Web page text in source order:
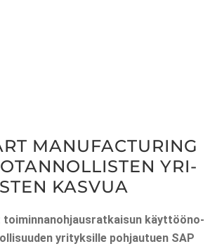
MANU­FAC­TU­RING
YRI­
KASVUA
toi­min­na­noh­jaus­rat­kai­sun käyt­töön­o­
yri­tyk­sil­le poh­jau­tuen SAP